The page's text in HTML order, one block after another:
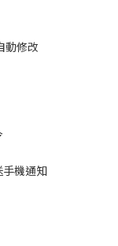
動修改
機通知